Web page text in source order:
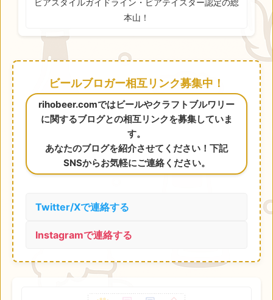
ビアスタイルガイドライン・ビアテイスター認定の総
本山！
ビールブロガー相互リンク募集中！
rihobeer.comではビールやクラフトブルワリー
に関するブログとの相互リンクを募集していま
す。
あなたのブログを紹介させてください！下記
SNSからお気軽にご連絡ください。
Twitter/Xで連絡する
Instagramで連絡する